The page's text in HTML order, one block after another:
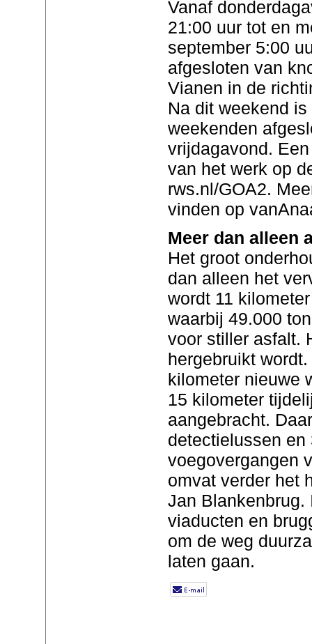
Vanaf
21:00 uur tot en
september 5:00
afgesloten van
Vianen in de
Na dit weekend
weekenden
vrijdagavond.
van het werk op
rws.nl/GOA2.
vinden op
Meer dan alleen
Het groot
dan alleen het
wordt 11
waarbij 49.000
voor stiller asfalt.
hergebruikt
kilometer nieuwe
15 kilometer
aangebracht.
detectielussen en
voegovergangen
omvat verder het
Jan Blankenbrug.
viaducten en
om de weg
laten gaan.